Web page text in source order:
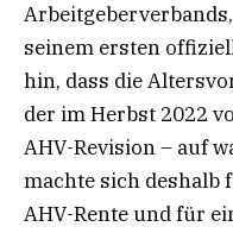
seinem ersten
hin, dass die
der im Herbst 2022
AHV-Revision – auf
machte sich deshalb
AHV-Rente und für